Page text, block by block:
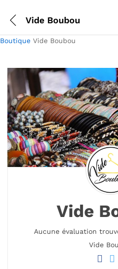
Vide Boubou
Boutique Vide Boubou
Vide
Aucune évaluation
Vide